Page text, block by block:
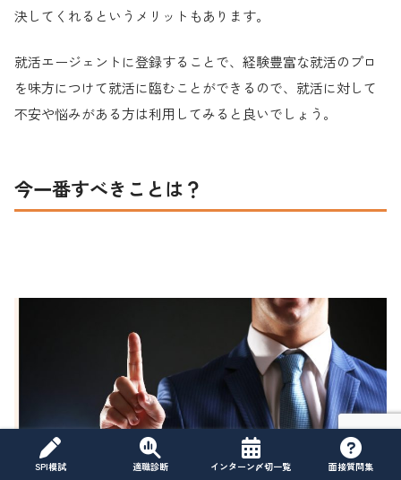
決してくれるというメリットもあります。
就活エージェントに登録することで、経験豊富な就活のプロ
を味方につけて就活に臨むことができるので、就活に対して
不安や悩みがある方は利用してみると良いでしょう。
今一番すべきことは？
SPI模試 適職診断 インターン〆切一覧 面接質問集